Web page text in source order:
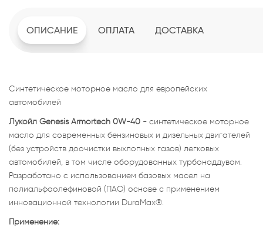
ОПИСАНИЕ ОПЛАТА ДОСТАВКА
Синтетическое моторное масло для европейских
автомобилей
Лукойл Genesis Armortech 0W-40 - синтетическое моторное
масло для современных бензиновых и дизельных двигателей
(без устройств доочистки выхлопных газов) легковых
автомобилей, в том числе оборудованных турбонаддувом.
Разработано с использованием базовых масел на
полиальфаолефиновой (ПАО) основе с применением
инновационной технологии DuraMax®.
Применение: